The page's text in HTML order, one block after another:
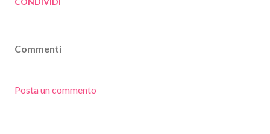
Commenti
Posta un commento